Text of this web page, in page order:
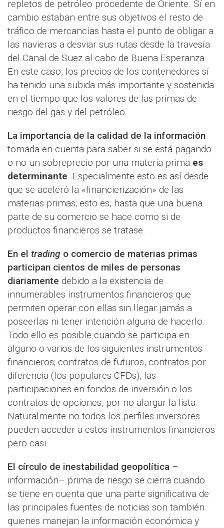
repletos de petróleo procedente de Oriente. Sí en
cambio estaban entre sus objetivos el resto de
tráfico de mercancías hasta el punto de obligar a
las navieras a desviar sus rutas desde la travesía
del Canal de Suez al cabo de Buena Esperanza.
En este caso, los precios de los contenedores sí
ha tenido una subida más importante y sostenida
en el tiempo que los valores de las primas de
riesgo del gas y del petróleo.
La importancia de la calidad de la información
tomada en cuenta para saber si se está pagando
o no un sobreprecio por una materia prima es
determinante. Especialmente esto es así desde
que se aceleró la «financierización» de las
materias primas; esto es, hasta que una buena
parte de su comercio se hace como si de
productos financieros se tratase.
En el trading o comercio de materias primas
participan cientos de miles de personas
diariamente debido a la existencia de
innumerables instrumentos financieros que
permiten operar con ellas sin llegar jamás a
poseerlas ni tener intención alguna de hacerlo.
Todo ello es posible cuando se participa en
alguno o varios de los siguientes instrumentos
financieros; contratos de futuros, contratos por
diferencia (los populares CFDs), las
participaciones en fondos de inversión o los
contratos de opciones, por no alargar la lista.
Naturalmente no todos los perfiles inversores
pueden acceder a estos instrumentos financieros
pero casi.
El círculo de inestabilidad geopolítica –
información– prima de riesgo se cierra cuando
se tiene en cuenta que una parte significativa de
las principales fuentes de noticias son también
quienes manejan la información económica y